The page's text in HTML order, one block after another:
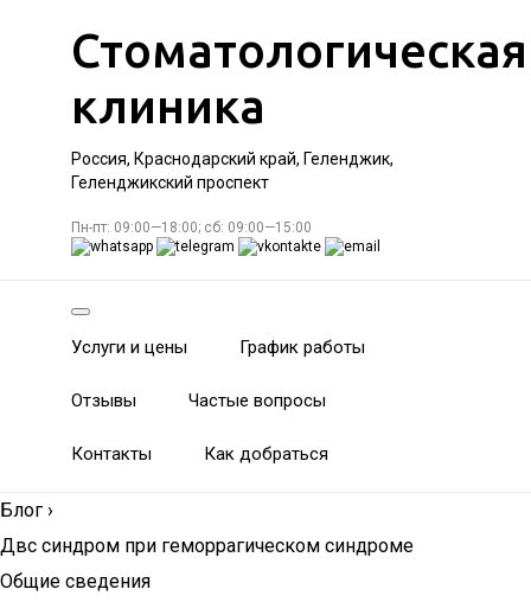
Стоматологическая
клиника
Россия, Краснодарский край, Геленджик,
Геленджикский проспект
Пн-пт: 09:00—18:00; сб: 09:00—15:00
Услуги и цены График работы
Отзывы Частые вопросы
Контакты Как добраться
Блог ›
Двс синдром при геморрагическом синдроме
Общие сведения